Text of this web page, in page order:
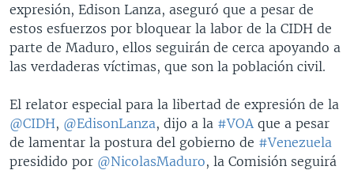
expresión, Edison Lanza, aseguró que a pesar de
estos esfuerzos por bloquear la labor de la CIDH de
parte de Maduro, ellos seguirán de cerca apoyando a
las verdaderas víctimas, que son la población civil.
El relator especial para la libertad de expresión de la
@CIDH, @EdisonLanza, dijo a la #VOA que a pesar
de lamentar la postura del gobierno de #Venezuela
presidido por @NicolasMaduro, la Comisión seguirá